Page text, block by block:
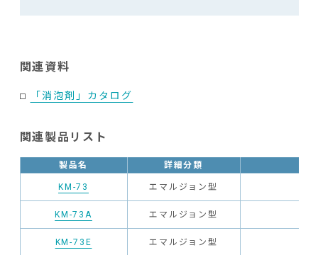
関連資料
「消泡剤」カタログ
関連製品リスト
製品名 詳細分類
KM-73 エマルジョン型
KM-73A エマルジョン型
KM-73E エマルジョン型